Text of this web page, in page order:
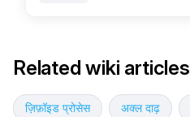
Related wiki articles
ज़िफ़ॉइड प्रोसेस अक्ल दाढ़